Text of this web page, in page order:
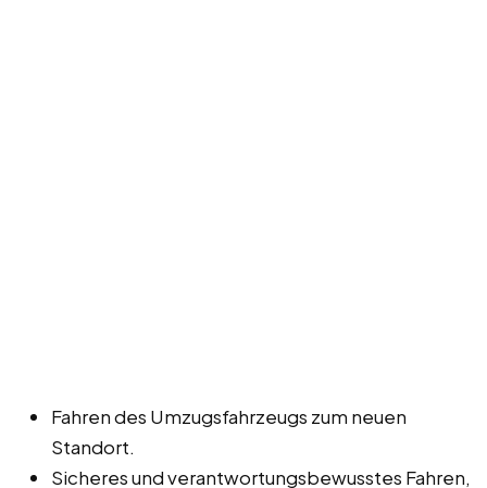
Fahren des Umzugsfahrzeugs zum neuen
Standort.
Sicheres und verantwortungsbewusstes Fahren,